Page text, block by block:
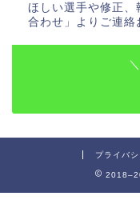
ほしい選手や修正
合わせ」よりご連絡
プライバ